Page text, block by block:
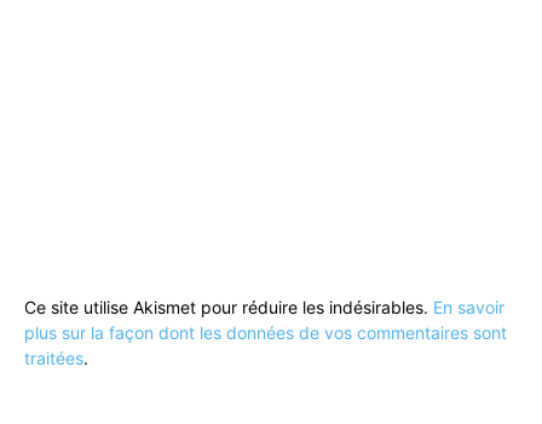
Ce site utilise Akismet pour réduire les indésirables. En savoir
plus sur la façon dont les données de vos commentaires sont
traitées.